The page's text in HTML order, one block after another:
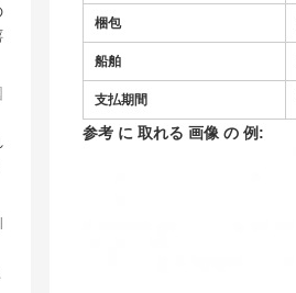
梱包
船舶
支払期間
参考 に 取れる 画像 の 例: